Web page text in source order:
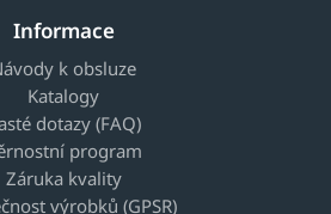
Informace
k obsluze
Katalogy
dotazy (FAQ)
program
Záruka kvality
výrobků (GPSR)